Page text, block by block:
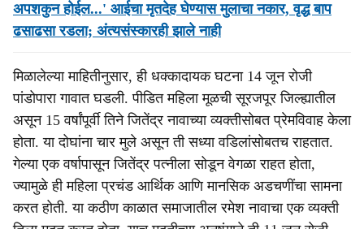
अपशकुन होईल...' आईचा मृतदेह घेण्यास मुलाचा नकार, वृद्ध बाप
ढसाढसा रडला; अंत्यसंस्कारही झाले नाही
मिळालेल्या माहितीनुसार, ही धक्कादायक घटना 14 जून रोजी
पांडोपारा गावात घडली. पीडित महिला मूळची सूरजपूर जिल्ह्यातील
असून 15 वर्षांपूर्वी तिने जितेंद्र नावाच्या व्यक्तीसोबत प्रेमविवाह केला
होता. या दोघांना चार मुले असून ती सध्या वडिलांसोबतच राहतात.
गेल्या एक वर्षापासून जितेंद्र पत्नीला सोडून वेगळा राहत होता,
ज्यामुळे ही महिला प्रचंड आर्थिक आणि मानसिक अडचणींचा सामना
करत होती. या कठीण काळात समाजातील रमेश नावाचा एक व्यक्ती